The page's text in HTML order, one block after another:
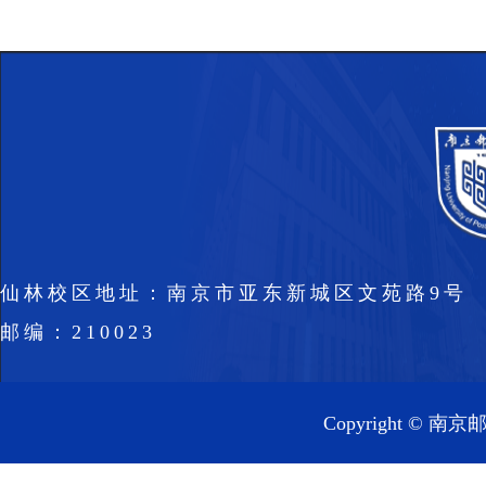
仙林校区地址：南京市亚东新城区文苑路9号
邮编：210023
Copyright © 南京